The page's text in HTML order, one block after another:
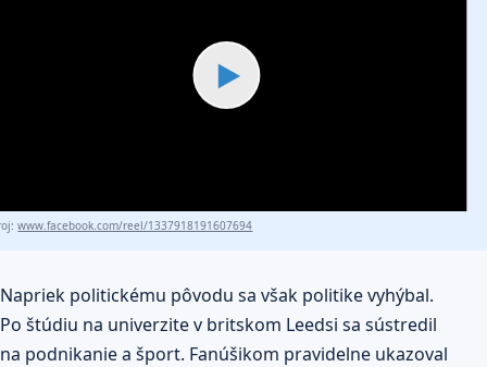
▶
www.facebook.com/reel/1337918191607694
Napriek politickému pôvodu sa však politike vyhýbal.
Po štúdiu na univerzite v britskom Leedsi sa sústredil
na podnikanie a šport. Fanúšikom pravidelne ukazoval